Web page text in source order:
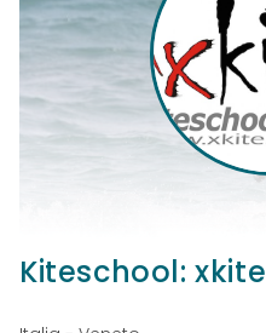
Kiteschool: xkite